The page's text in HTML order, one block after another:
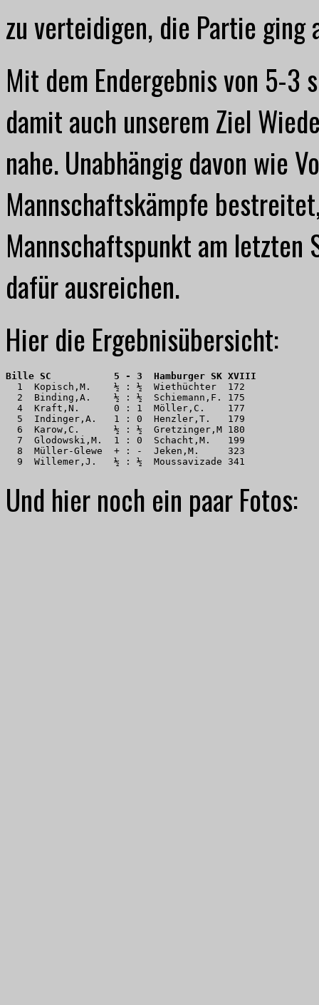
zu verteidigen, die Partie ging
Mit dem Endergebnis von 5-
damit auch unserem Ziel
nahe. Unabhängig davon wie
Mannschaftskämpfe
Mannschaftspunkt am
dafür ausreichen.
Hier die Ergebnisübersicht:
Bille SC           5 - 3  Hamburger SK XVIII
  1  Kopisch,M.    ½ : ½  Wiethüchter  172
  2  Binding,A.    ½ : ½  Schiemann,F. 175
  4  Kraft,N.      0 : 1  Möller,C.    177
  5  Indinger,A.   1 : 0  Henzler,T.   179
  6  Karow,C.      ½ : ½  Gretzinger,M 180
  7  Glodowski,M.  1 : 0  Schacht,M.   199
  8  Müller-Glewe  + : -  Jeken,M.     323
  9  Willemer,J.   ½ : ½  Moussavizade 341
Und hier noch ein paar Fotos: